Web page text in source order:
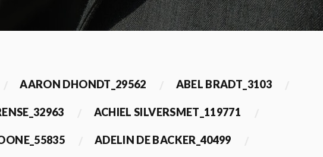
AARON DHONDT_29562 ABEL BRADT_3103
ACHIEL SILVERSMET_119771
ADELIN DE BACKER_40499